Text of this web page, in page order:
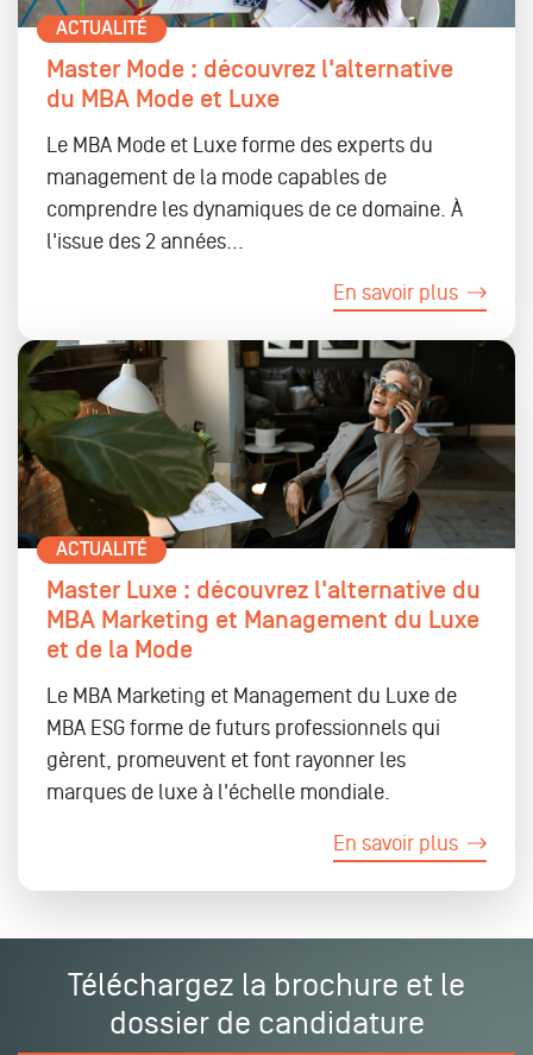
ACTUALITÉ
Master Mode : découvrez l'alternative
du MBA Mode et Luxe
Le MBA Mode et Luxe forme des experts du
management de la mode capables de
comprendre les dynamiques de ce domaine. À
l'issue des 2 années...
En savoir plus
ACTUALITÉ
Master Luxe : découvrez l'alternative du
MBA Marketing et Management du Luxe
et de la Mode
Le MBA Marketing et Management du Luxe de
MBA ESG forme de futurs professionnels qui
gèrent, promeuvent et font rayonner les
marques de luxe à l'échelle mondiale.
En savoir plus
Téléchargez la brochure et le
dossier de candidature